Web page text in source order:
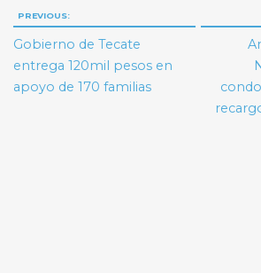
Navegación
de
entradas
PREVIOUS:
Gobierno de Tecate
entrega 120mil pesos en
apoyo de 170 familias